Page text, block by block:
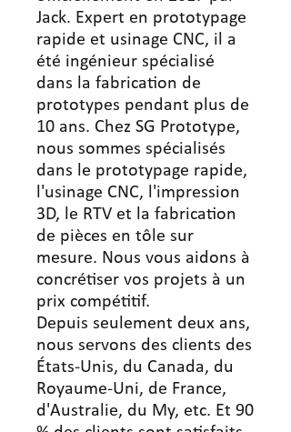
Jack. Expert en prototypage
rapide et usinage CNC, il a
été ingénieur spécialisé
dans la fabrication de
prototypes pendant plus de
10 ans. Chez SG Prototype,
nous sommes spécialisés
dans le prototypage rapide,
l'usinage CNC, l'impression
3D, le RTV et la fabrication
de pièces en tôle sur
mesure. Nous vous aidons à
concrétiser vos projets à un
prix compétitif.
Depuis seulement deux ans,
nous servons des clients des
États-Unis, du Canada, du
Royaume-Uni, de France,
d'Australie, du My, etc. Et 90